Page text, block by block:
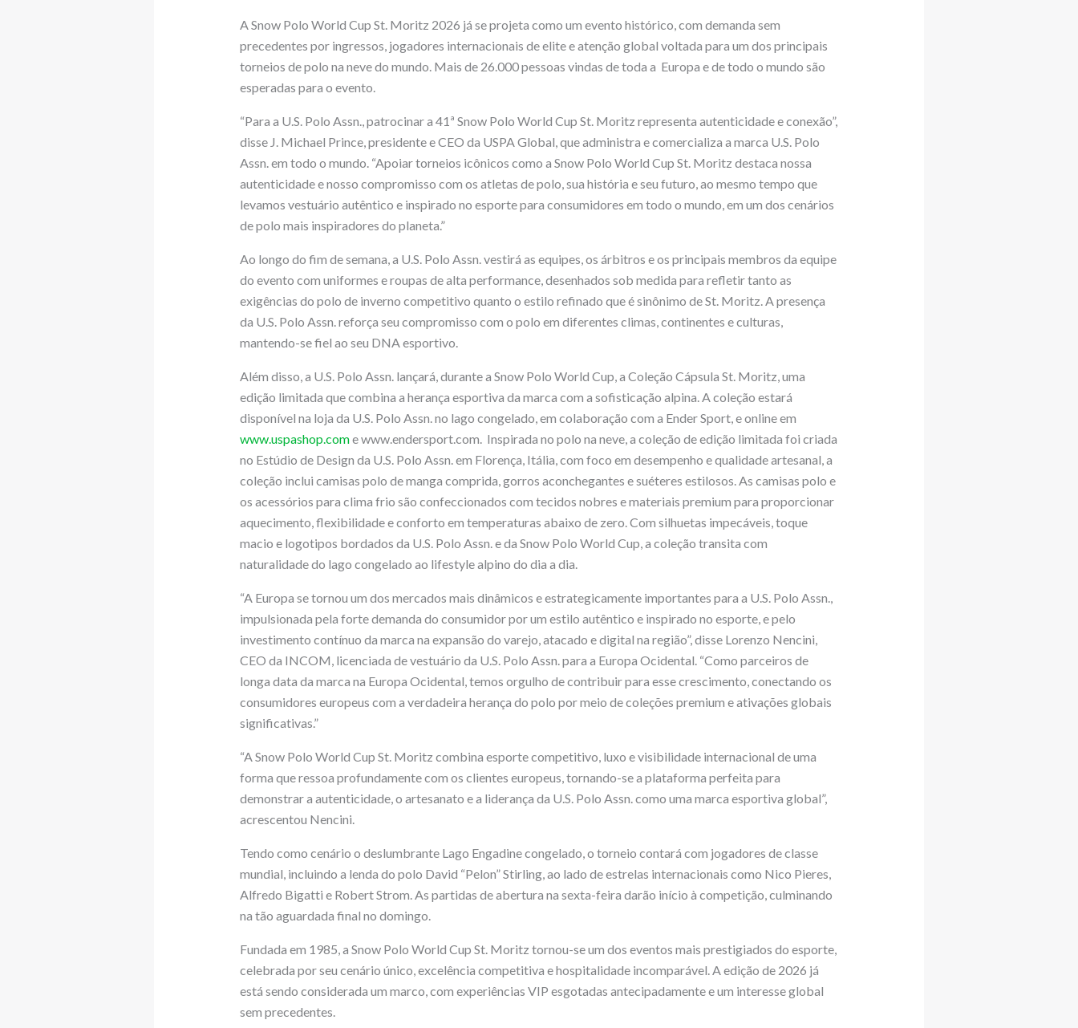
A Snow Polo World Cup St. Moritz 2026 já se projeta como um evento histórico, com demanda sem
precedentes por ingressos, jogadores internacionais de elite e atenção global voltada para um dos principais
torneios de polo na neve do mundo. Mais de 26.000 pessoas vindas de toda a Europa e de todo o mundo são
esperadas para o evento.
“Para a U.S. Polo Assn., patrocinar a 41ª Snow Polo World Cup St. Moritz representa autenticidade e conexão”,
disse J. Michael Prince, presidente e CEO da USPA Global, que administra e comercializa a marca U.S. Polo
Assn. em todo o mundo. “Apoiar torneios icônicos como a Snow Polo World Cup St. Moritz destaca nossa
autenticidade e nosso compromisso com os atletas de polo, sua história e seu futuro, ao mesmo tempo que
levamos vestuário autêntico e inspirado no esporte para consumidores em todo o mundo, em um dos cenários
de polo mais inspiradores do planeta.”
Ao longo do fim de semana, a U.S. Polo Assn. vestirá as equipes, os árbitros e os principais membros da equipe
do evento com uniformes e roupas de alta performance, desenhados sob medida para refletir tanto as
exigências do polo de inverno competitivo quanto o estilo refinado que é sinônimo de St. Moritz. A presença
da U.S. Polo Assn. reforça seu compromisso com o polo em diferentes climas, continentes e culturas,
mantendo-se fiel ao seu DNA esportivo.
Além disso, a U.S. Polo Assn. lançará, durante a Snow Polo World Cup, a Coleção Cápsula St. Moritz, uma
edição limitada que combina a herança esportiva da marca com a sofisticação alpina. A coleção estará
disponível na loja da U.S. Polo Assn. no lago congelado, em colaboração com a Ender Sport, e online em
www.uspashop.come www.endersport.com. Inspirada no polo na neve, a coleção de edição limitada foi criada
no Estúdio de Design da U.S. Polo Assn. em Florença, Itália, com foco em desempenho e qualidade artesanal, a
coleção inclui camisas polo de manga comprida, gorros aconchegantes e suéteres estilosos. As camisas polo e
os acessórios para clima frio são confeccionados com tecidos nobres e materiais premium para proporcionar
aquecimento, flexibilidade e conforto em temperaturas abaixo de zero. Com silhuetas impecáveis, toque
macio e logotipos bordados da U.S. Polo Assn. e da Snow Polo World Cup, a coleção transita com
naturalidade do lago congelado ao lifestyle alpino do dia a dia.
“A Europa se tornou um dos mercados mais dinâmicos e estrategicamente importantes para a U.S. Polo Assn.,
impulsionada pela forte demanda do consumidor por um estilo autêntico e inspirado no esporte, e pelo
investimento contínuo da marca na expansão do varejo, atacado e digital na região”, disse Lorenzo Nencini,
CEO da INCOM, licenciada de vestuário da U.S. Polo Assn. para a Europa Ocidental. “Como parceiros de
longa data da marca na Europa Ocidental, temos orgulho de contribuir para esse crescimento, conectando os
consumidores europeus com a verdadeira herança do polo por meio de coleções premium e ativações globais
significativas.”
“A Snow Polo World Cup St. Moritz combina esporte competitivo, luxo e visibilidade internacional de uma
forma que ressoa profundamente com os clientes europeus, tornando-se a plataforma perfeita para
demonstrar a autenticidade, o artesanato e a liderança da U.S. Polo Assn. como uma marca esportiva global”,
acrescentou Nencini.
Tendo como cenário o deslumbrante Lago Engadine congelado, o torneio contará com jogadores de classe
mundial, incluindo a lenda do polo David “Pelon” Stirling, ao lado de estrelas internacionais como Nico Pieres,
Alfredo Bigatti e Robert Strom. As partidas de abertura na sexta-feira darão início à competição, culminando
na tão aguardada final no domingo.
Fundada em 1985, a Snow Polo World Cup St. Moritz tornou-se um dos eventos mais prestigiados do esporte,
celebrada por seu cenário único, excelência competitiva e hospitalidade incomparável. A edição de 2026 já
está sendo considerada um marco, com experiências VIP esgotadas antecipadamente e um interesse global
sem precedentes.